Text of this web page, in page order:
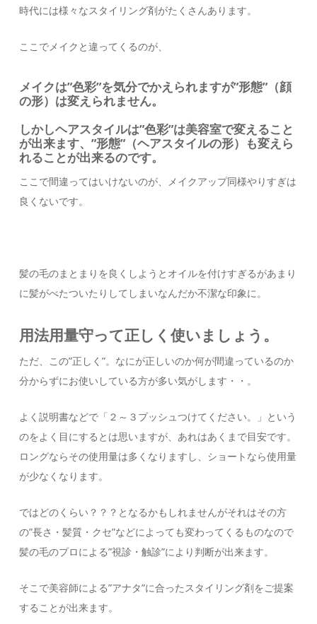
時代には様々なスタイリング剤がたくさんあります。
ここでメイクと違ってくるのが、
メイクは”色彩”を気分でかえられますが”形態”（顔
の形）は変えられません。
しかしヘアスタイルは”色彩”は美容室で変えること
が出来ます、”形態”（ヘアスタイルの形）も変えら
れることが出来るのです。
ここで間違ってはいけないのが、メイクアップ同様やりすぎは
良くないです。
髪の毛のまとまりを良くしようとオイルを付けすぎるがあまり
に髪がべたついたりしてしまいなんだか不潔な印象に。
用法用量守って正しく使いましょう。
ただ、この”正しく”。なにが正しいのか何が間違っているのか
分からずにお使いしている方が多い気がします・・。
よく説明書などで「２～３プッシュつけてください。」という
のをよく目にするとは思いますが、あれはあくまで目安です。
ロングならその使用量は多くなりますし、ショートなら使用量
が少なくなります。
ではどのくらい？？？となるかもしれませんがそれはその方
の”長さ・髪質・クセ”などによっても変わってくるものなので
髪の毛のプロによる”視診・触診”により判断が出来ます。
そこで美容師による”アナタ”に合ったスタイリング剤をご提案
することが出来ます。